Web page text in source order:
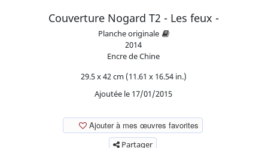
Couverture Nogard T2 - Les feux -
Planche originale
2014
Encre de Chine
29.5 x 42 cm (11.61 x 16.54 in.)
Ajoutée le 17/01/2015
Ajouter à mes œuvres favorites
Partager